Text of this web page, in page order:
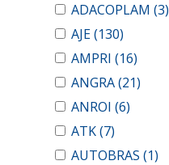
ADACOPLAM (3)
AJE(130)
AMPRI (16)
ANGRA(21)
ANROI (6)
ATK(7)
AUTOBRAS (1)